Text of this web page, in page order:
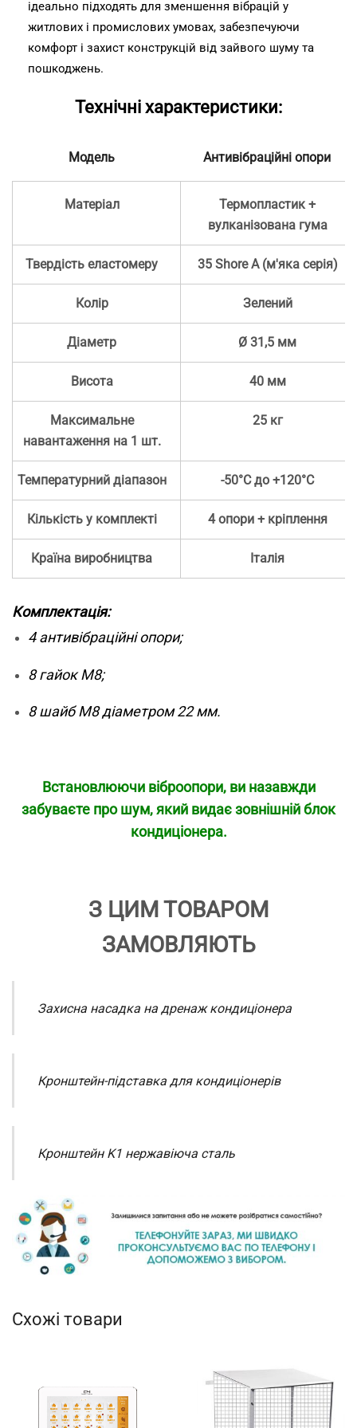
ідеально підходять для зменшення вібрацій у
житлових і промислових умовах, забезпечуючи
комфорт і захист конструкцій від зайвого шуму та
пошкоджень.
Технічні характеристики:
Модель Антивібраційні опори
Матеріал
Термопластик +
вулканізована гума
Твердість еластомеру 35 Shore A (м'яка серія)
Колір Зелений
Діаметр Ø 31,5 мм
Висота 40 мм
Максимальне
навантаження на 1 шт.
25 кг
Температурний діапазон -50°C до +120°C
Кількість у комплекті 4 опори + кріплення
Країна виробництва Італія
Комплектація:
4 антивібраційні опори;
8 гайок М8;
8 шайб М8 діаметром 22 мм.
Встановлюючи віброопори, ви назавжди
забуваєте про шум, який видає зовнішній блок
кондиціонера.
З ЦИМ ТОВАРОМ
ЗАМОВЛЯЮТЬ
Захисна насадка на дренаж кондиціонера
Кронштейн-підставка для кондиціонерів
Кронштейн K1 нержавіюча сталь
Схожі товари